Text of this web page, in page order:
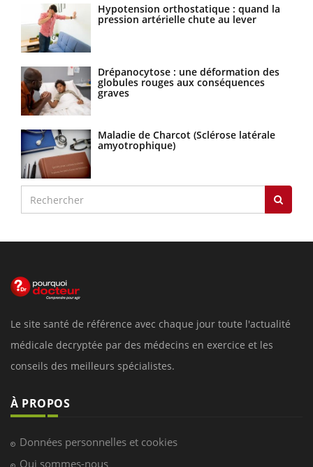
Hypotension orthostatique : quand la
pression artérielle chute au lever
Drépanocytose : une déformation des
globules rouges aux conséquences
graves
Maladie de Charcot (Sclérose latérale
amyotrophique)
Le site santé de référence avec chaque jour toute l'actualité
médicale decryptée par des médecins en exercice et les
conseils des meilleurs spécialistes.
À PROPOS
Données personnelles et cookies
Qui sommes-nous